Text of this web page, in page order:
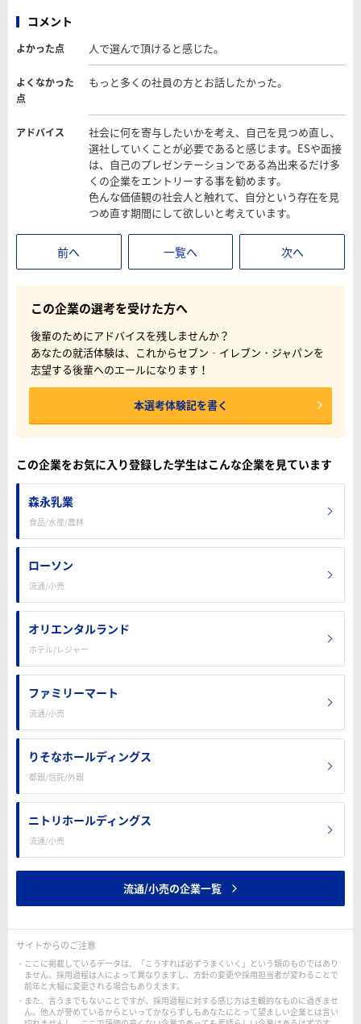
コメント
よかった点 人で選んで頂けると感じた。
よくなかった
点
もっと多くの社員の方とお話したかった。
アドバイス
社会に何を寄与したいかを考え、自己を見つめ直し、
選社していくことが必要であると感じます。ESや面接
は、自己のプレゼンテーションである為出来るだけ多
くの企業をエントリーする事を勧めます。
色んな価値観の社会人と触れて、自分という存在を見
つめ直す期間にして欲しいと考えています。
前へ 一覧へ 次へ
この企業の選考を受けた方へ
後輩のためにアドバイスを残しませんか？
あなたの就活体験は、これからセブン‐イレブン・ジャパンを
志望する後輩へのエールになります！
本選考体験記を書く
この企業をお気に入り登録した学生はこんな企業を見ています
森永乳業
食品/水産/農林
ローソン
流通/小売
オリエンタルランド
ホテル/レジャー
ファミリーマート
流通/小売
りそなホールディングス
都銀/信託/外銀
ニトリホールディングス
流通/小売
流通/小売の企業一覧
サイトからのご注意
ここに掲載しているデータは、「こうすれば必ずうまくいく」という類のものではあり
ません。採用過程は人によって異なりますし、方針の変更や採用担当者が変わることで
前年と大幅に変更される場合もありえます。
また、言うまでもないことですが、採用過程に対する感じ方は主観的なものに過ぎませ
ん。他人が誉めているからといってかならずしもあなたにとって望ましい企業とは言い